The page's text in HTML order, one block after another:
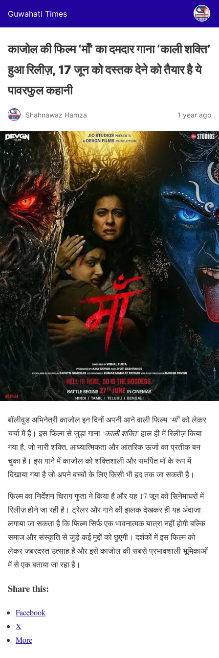
Guwahati Times
काजोल की फिल्म ‘माँ’ का दमदार गाना ‘काली शक्ति’
हुआ रिलीज़, 17 जून को दस्तक देने को तैयार है ये
पावरफुल कहानी
Shahnawaz Hamza 1 year ago
बॉलीवुड अभिनेत्री काजोल इन दिनों अपनी आने वाली फिल्म ‘माँ’को लेकर
चर्चा में हैं। इस फिल्म से जुड़ा गाना ‘काली शक्ति’हाल ही में रिलीज़ किया
गया है, जो नारी शक्ति, आध्यात्मिकता और आंतरिक ऊर्जा का प्रतीक बन
चुका है। इस गाने में काजोल को शक्तिशाली और समर्पित माँ के रूप में
दिखाया गया है जो अपने बच्चों के लिए किसी भी हद तक जा सकती है।
फिल्म का निर्देशन चिराग गुप्ता ने किया है और यह 17 जून को सिनेमाघरों में
रिलीज़ होने जा रही है। ट्रेलर और गाने की झलक देखकर ही यह अंदाजा
लगाया जा सकता है कि फिल्म सिर्फ एक भावनात्मक यात्रा नहीं होगी बल्कि
समाज और संस्कृति से जुड़े कई मुद्दों को छुएगी। दर्शकों में इस फिल्म को
लेकर जबरदस्त उत्साह है और इसे काजोल की सबसे प्रभावशाली भूमिकाओं
में से एक बताया जा रहा है।
Share this:
Facebook
X
More